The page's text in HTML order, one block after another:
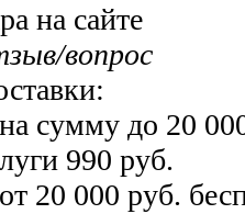
на сайте
вопрос
сумму до 20
990 руб.
20 000 руб.